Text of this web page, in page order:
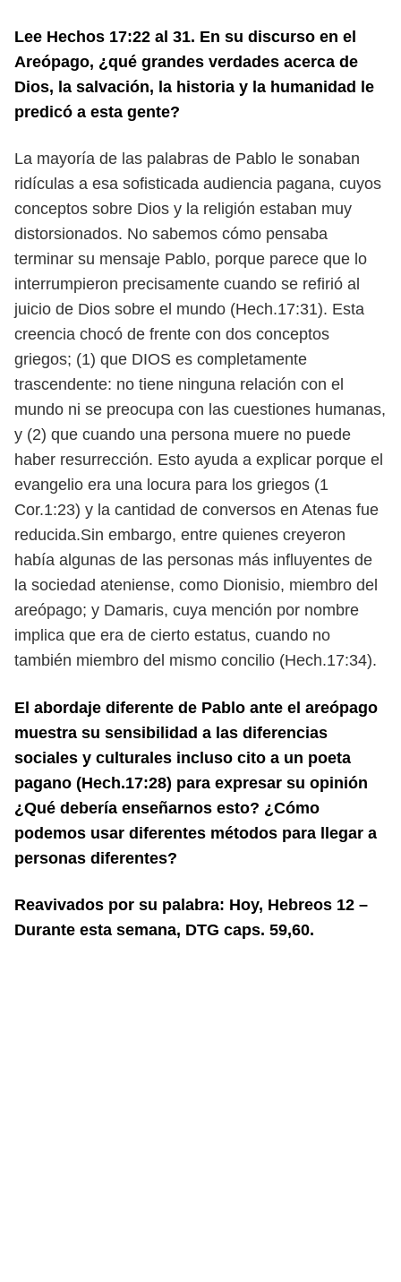
Lee Hechos 17:22 al 31. En su discurso en el
Areópago, ¿qué grandes verdades acerca de
Dios, la salvación, la historia y la humanidad le
predicó a esta gente?
La mayoría de las palabras de Pablo le sonaban
ridículas a esa sofisticada audiencia pagana, cuyos
conceptos sobre Dios y la religión estaban muy
distorsionados. No sabemos cómo pensaba
terminar su mensaje Pablo, porque parece que lo
interrumpieron precisamente cuando se refirió al
juicio de Dios sobre el mundo (Hech.17:31). Esta
creencia chocó de frente con dos conceptos
griegos; (1) que DIOS es completamente
trascendente: no tiene ninguna relación con el
mundo ni se preocupa con las cuestiones humanas,
y (2) que cuando una persona muere no puede
haber resurrección. Esto ayuda a explicar porque el
evangelio era una locura para los griegos (1
Cor.1:23) y la cantidad de conversos en Atenas fue
reducida.Sin embargo, entre quienes creyeron
había algunas de las personas más influyentes de
la sociedad ateniense, como Dionisio, miembro del
areópago; y Damaris, cuya mención por nombre
implica que era de cierto estatus, cuando no
también miembro del mismo concilio (Hech.17:34).
El abordaje diferente de Pablo ante el areópago
muestra su sensibilidad a las diferencias
sociales y culturales incluso cito a un poeta
pagano (Hech.17:28) para expresar su opinión
¿Qué debería enseñarnos esto? ¿Cómo
podemos usar diferentes métodos para llegar a
personas diferentes?
Reavivados por su palabra: Hoy, Hebreos 12 –
Durante esta semana, DTG caps. 59,60.